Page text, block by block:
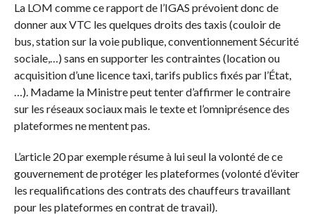
La LOM comme ce rapport de l’IGAS prévoient donc de
donner aux VTC les quelques droits des taxis (couloir de
bus, station sur la voie publique, conventionnement Sécurité
sociale,…) sans en supporter les contraintes (location ou
acquisition d’une licence taxi, tarifs publics fixés par l’État,
…). Madame la Ministre peut tenter d’affirmer le contraire
sur les réseaux sociaux mais le texte et l’omniprésence des
plateformes ne mentent pas.
L’article 20 par exemple résume à lui seul la volonté de ce
gouvernement de protéger les plateformes (volonté d’éviter
les requalifications des contrats des chauffeurs travaillant
pour les plateformes en contrat de travail).